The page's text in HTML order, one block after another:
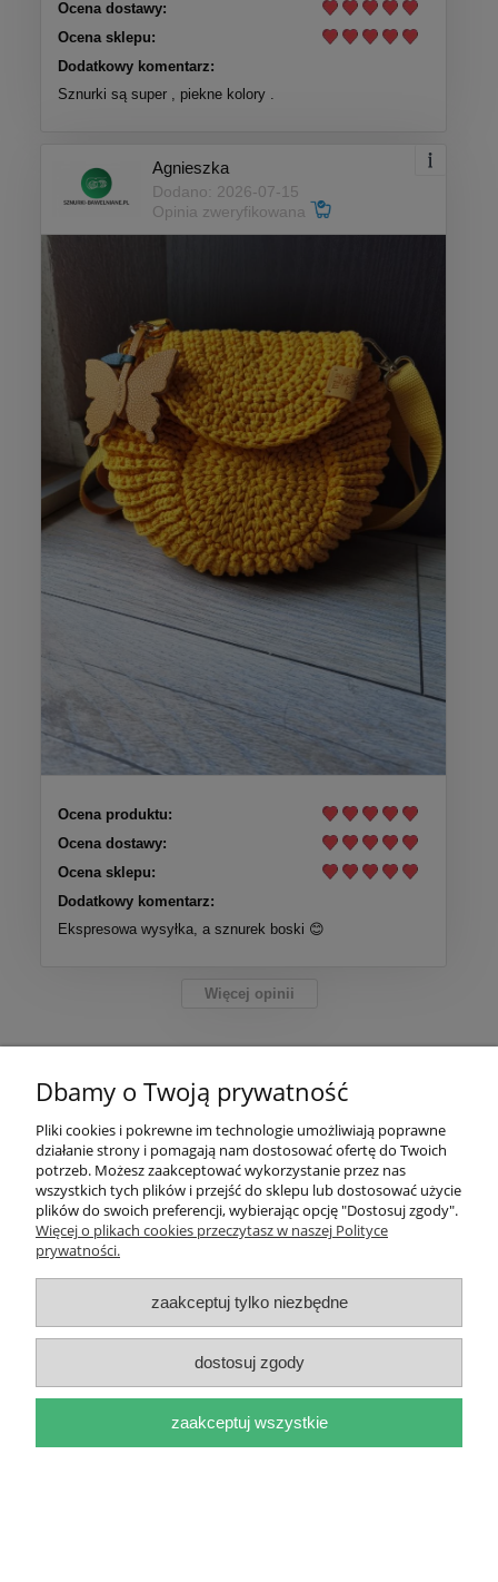
Ocena dostawy:
Ocena sklepu:
Dodatkowy komentarz:
Sznurki są super , piekne kolory .
Agnieszka
Dodano: 2026-07-15
Opinia zweryfikowana
Ocena produktu:
Ocena dostawy:
Ocena sklepu:
Dodatkowy komentarz:
Ekspresowa wysyłka, a sznurek boski 😊
Więcej opinii
Moje konto
Płatności i dostawa
Informacje
O nas
pokaż pełną wersję strony
Sklep internetowy Shoper.pl
Dbamy o Twoją prywatność
Pliki cookies i pokrewne im technologie umożliwiają poprawne
działanie strony i pomagają nam dostosować ofertę do Twoich
potrzeb. Możesz zaakceptować wykorzystanie przez nas
wszystkich tych plików i przejść do sklepu lub dostosować użycie
plików do swoich preferencji, wybierając opcję "Dostosuj zgody".
Więcej o plikach cookies przeczytasz w naszej Polityce
prywatności.
zaakceptuj tylko niezbędne
dostosuj zgody
zaakceptuj wszystkie